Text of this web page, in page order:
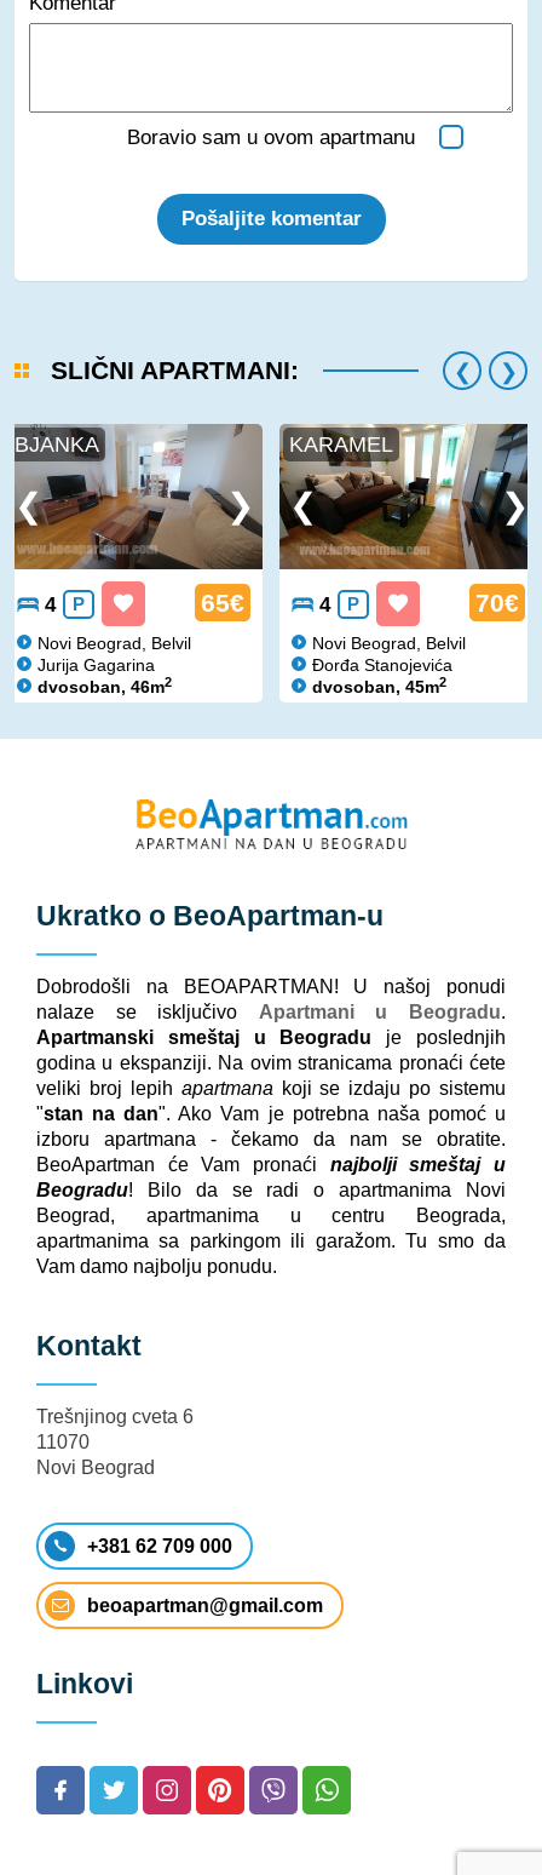
Boravio sam u ovom apartmanu
Pošaljite komentar
SLIČNI APARTMANI:
BJANKA
4 P 65€
Novi Beograd, Belvil
Jurija Gagarina
dvosoban, 46m2
KARAMEL
4 P 70€
Novi Beograd, Belvil
Đorđa Stanojevića
dvosoban, 45m2
Ukratko o BeoApartman-u
Dobrodošli na BEOAPARTMAN! U našoj ponudi
nalaze se isključivo Apartmani u Beogradu.
Apartmanski smeštaj u Beogradu je poslednjih
godina u ekspanziji. Na ovim stranicama pronaći ćete
veliki broj lepih apartmana koji se izdaju po sistemu
"stan na dan". Ako Vam je potrebna naša pomoć u
izboru apartmana - čekamo da nam se obratite.
BeoApartman će Vam pronaći najbolji smeštaj u
Beogradu! Bilo da se radi o apartmanima Novi
Beograd, apartmanima u centru Beograda,
apartmanima sa parkingom ili garažom. Tu smo da
Vam damo najbolju ponudu.
Kontakt
Trešnjinog cveta 6
11070
Novi Beograd
+381 62 709 000
beoapartman@gmail.com
Linkovi